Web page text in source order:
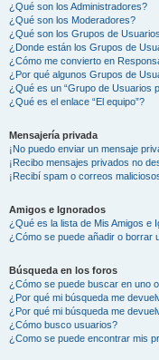
¿Qué son los Administradores?
¿Qué son los Moderadores?
¿Qué son los Grupos de
¿Donde están los Grupos de
¿Cómo me convierto en
¿Por qué algunos Grupos de
¿Qué es un “Grupo de Usuarios
¿Qué es el enlace “El equipo”?
Mensajería privada
¡No puedo enviar un mensaje
¡Recibo mensajes privados no
¡Recibí spam o correos
Amigos e Ignorados
¿Qué es la lista de Mis Amigos e
¿Cómo se puede añadir o borrar
Búsqueda en los foros
¿Cómo se puede buscar en uno
¿Por qué mi búsqueda me
¿Por qué mi búsqueda me
¿Cómo busco usuarios?
¿Como se puede encontrar mis